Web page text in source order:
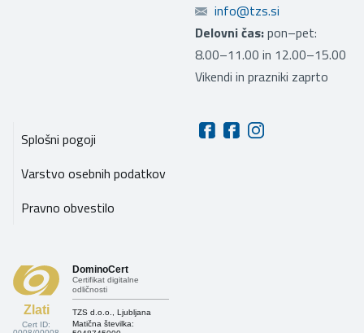
info@tzs.si
Delovni čas:pon–pet:
8.00–11.00 in 12.00–15.00
Vikendi in prazniki zaprto
Splošni pogoji
Varstvo osebnih podatkov
Pravno obvestilo
Zlati
Cert ID:
DominoCert
Certifikat digitalne
odličnosti
TZS d.o.o., Ljubljana
Matična številka: